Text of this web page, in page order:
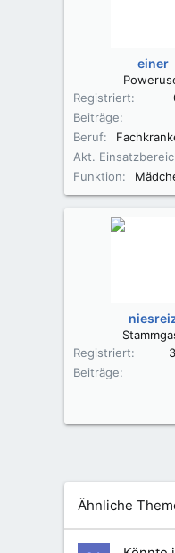
einer
Registriert
Beiträge
Beruf
Akt.
Funktion
Registriert
Beiträge
Ähnliche